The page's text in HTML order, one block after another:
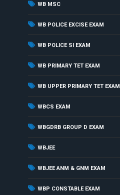
WB MSC
WB POLICE EXCISE EXAM
WB POLICE SI EXAM
WB PRIMARY TET EXAM
WB UPPER PRIMARY TET EXAM
WBCS EXAM
WBGDRB GROUP D EXAM
WBJEE
WBJEE ANM & GNM EXAM
WBP CONSTABLE EXAM